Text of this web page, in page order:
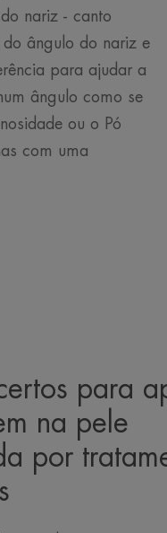
nariz - canto
ângulo do nariz e
para ajudar a
ângulo como se
ou o Pó
com uma
para
na pele
por